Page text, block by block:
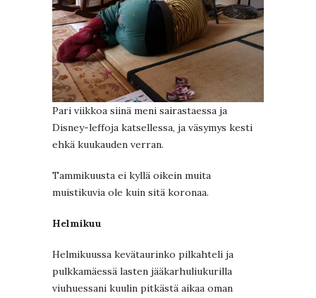
Pari viikkoa siinä meni sairastaessa ja
Disney-leffoja katsellessa, ja väsymys kesti
ehkä kuukauden verran.
Tammikuusta ei kyllä oikein muita
muistikuvia ole kuin sitä koronaa.
Helmikuu
Helmikuussa kevätaurinko pilkahteli ja
pulkkamäessä lasten jääkarhuliukurilla
viuhuessani kuulin pitkästä aikaa oman